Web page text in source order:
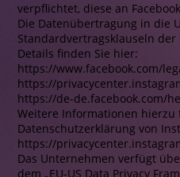
verpflichtet, diese an
Die Datenübertragung in die
Standardvertragsklauseln der
Details finden Sie hier:
https://www.facebook.com/
https://
https://de-de.facebook.com/
Weitere Informationen hierzu
Datenschutzerklärung von
https://
Das Unternehmen verfügt
dem „EU-US Data Privacy